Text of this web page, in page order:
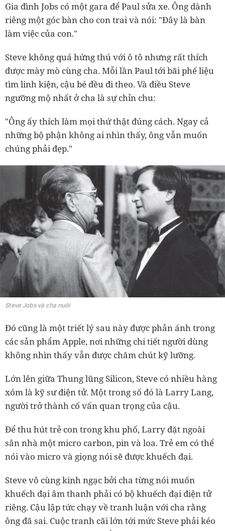
Gia đình Jobs có một gara để Paul sửa xe. Ông dành
riêng một góc bàn cho con trai và nói: "Đây là bàn
làm việc của con."
Steve không quá hứng thú với ô tô nhưng rất thích
được mày mò cùng cha. Mỗi lần Paul tới bãi phế liệu
tìm linh kiện, cậu bé đều đi theo. Và điều Steve
ngưỡng mộ nhất ở cha là sự chỉn chu:
"Ông ấy thích làm mọi thứ thật đúng cách. Ngay cả
những bộ phận không ai nhìn thấy, ông vẫn muốn
chúng phải đẹp."
Steve Jobs và cha nuôi
Đó cũng là một triết lý sau này được phản ánh trong
các sản phẩm Apple, nơi những chi tiết người dùng
không nhìn thấy vẫn được chăm chút kỹ lưỡng.
Lớn lên giữa Thung lũng Silicon, Steve có nhiều hàng
xóm là kỹ sư điện tử. Một trong số đó là Larry Lang,
người trở thành cố vấn quan trọng của cậu.
Để thu hút trẻ con trong khu phố, Larry đặt ngoài
sân nhà một micro carbon, pin và loa. Trẻ em có thể
nói vào micro và giọng nói sẽ được khuếch đại.
Steve vô cùng kinh ngạc bởi cha từng nói muốn
khuếch đại âm thanh phải có bộ khuếch đại điện tử
riêng. Cậu lập tức chạy về tranh luận với cha rằng
ông đã sai. Cuộc tranh cãi lớn tới mức Steve phải kéo